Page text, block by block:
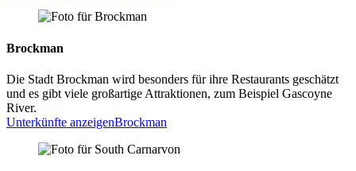
Brockman
Die Stadt Brockman wird besonders für ihre Restaurants geschätzt
und es gibt viele großartige Attraktionen, zum Beispiel Gascoyne
River.
Unterkünfte anzeigenBrockman